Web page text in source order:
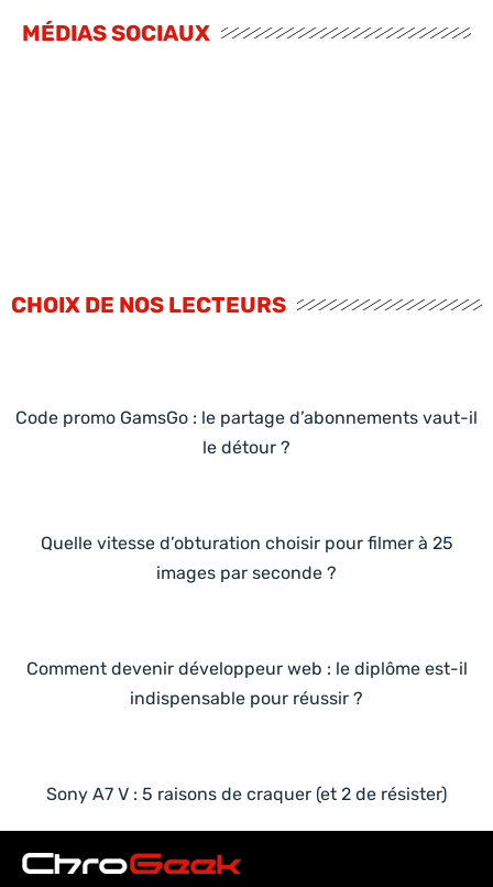
MÉDIAS SOCIAUX
CHOIX DE NOS LECTEURS
Code promo GamsGo : le partage d’abonnements vaut-il
le détour ?
Quelle vitesse d’obturation choisir pour filmer à 25
images par seconde ?
Comment devenir développeur web : le diplôme est-il
indispensable pour réussir ?
Sony A7 V : 5 raisons de craquer (et 2 de résister)